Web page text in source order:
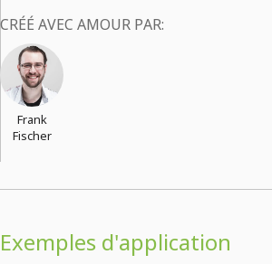
CRÉÉ AVEC AMOUR PAR:
Frank
Fischer
Exemples d'application